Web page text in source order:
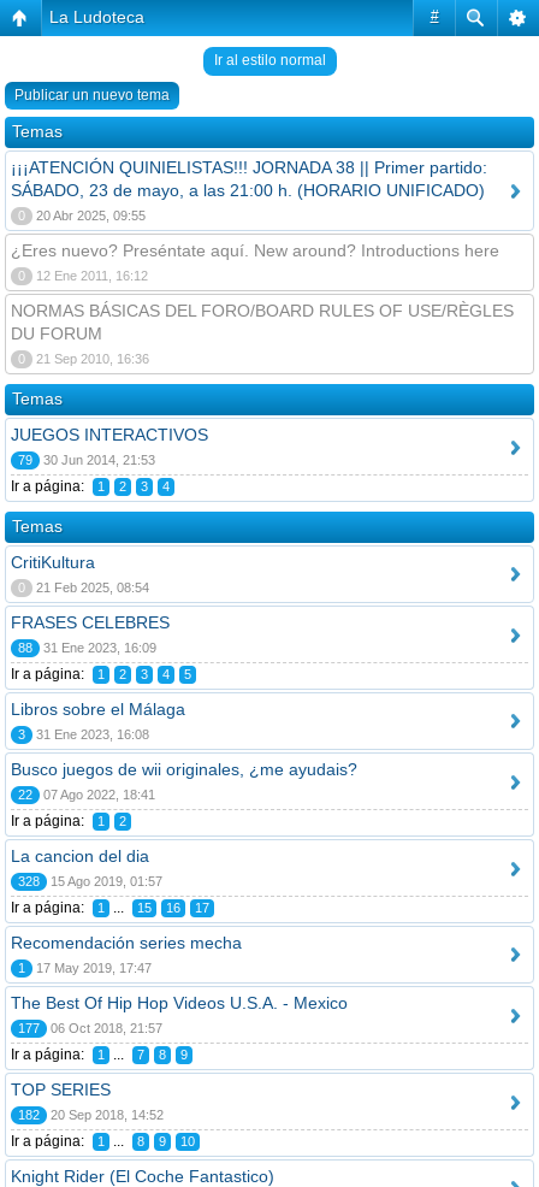
#
La Ludoteca
Ir al estilo normal
Publicar un nuevo tema
Temas
¡¡¡ATENCIÓN QUINIELISTAS!!! JORNADA 38 || Primer partido:
SÁBADO, 23 de mayo, a las 21:00 h. (HORARIO UNIFICADO)
0 20 Abr 2025, 09:55
¿Eres nuevo? Preséntate aquí. New around? Introductions here
0 12 Ene 2011, 16:12
NORMAS BÁSICAS DEL FORO/BOARD RULES OF USE/RÈGLES
DU FORUM
0 21 Sep 2010, 16:36
Temas
JUEGOS INTERACTIVOS
79 30 Jun 2014, 21:53
Ir a página: 1 2 3 4
Temas
CritiKultura
0 21 Feb 2025, 08:54
FRASES CELEBRES
88 31 Ene 2023, 16:09
Ir a página: 1 2 3 4 5
Libros sobre el Málaga
3 31 Ene 2023, 16:08
Busco juegos de wii originales, ¿me ayudais?
22 07 Ago 2022, 18:41
Ir a página: 1 2
La cancion del dia
328 15 Ago 2019, 01:57
Ir a página: 1 ... 15 16 17
Recomendación series mecha
1 17 May 2019, 17:47
The Best Of Hip Hop Videos U.S.A. - Mexico
177 06 Oct 2018, 21:57
Ir a página: 1 ... 7 8 9
TOP SERIES
182 20 Sep 2018, 14:52
Ir a página: 1 ... 8 9 10
Knight Rider (El Coche Fantastico)